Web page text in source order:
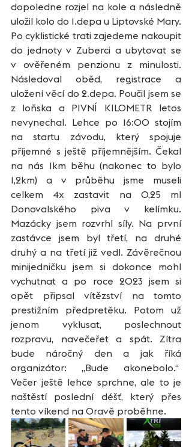
dopoledne rozjel na kole a následně
uložil kolo do 1.depa u Liptovské Mary.
Po cyklistické trati zajedeme nakoupit
do jednoty v Zuberci a ubytovat se
v ověřeném penzionu z minulosti.
Následoval oběd, registrace a
uložení věcí do 2.depa. Poučil jsem se
z loňska a PIVNÍ KILOMETR letos
nevynechal. Lehce po 16:00 stojím
na startu závodu, který spojuje
příjemné s ještě příjemnějším. Čekal
na nás 1km běhu (nakonec to bylo
1,2km) a v průběhu jsme museli
celkem 4x zastavit na 0,25 ml
Donovalského piva v kelímku.
Mazácky jsem rozvrhl síly. Na první
zastávce jsem byl třetí, na druhé
druhý a na třetí již vedl. Závěrečnou
minijedničku jsem si dokonce mohl
vychutnat a po roce 2023 jsem si
opět připsal vítězství na tomto
prestižním předpretěku. Potom už
jenom vyklusat, poslechnout
rozpravu, navečeřet a spát. Zítra
bude náročný den a jak říká
organizátor: „Bude akonebolo.“
Večer ještě lehce sprchne, ale to je
naštěstí poslední déšť, který přes
tento víkend na Oravě proběhne.